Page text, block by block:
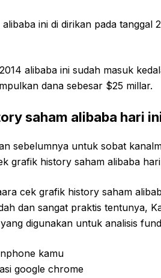
ini di dirikan pada tanggal
alibaba ini sudah masuk
dana sebesar $25 millar.
saham alibaba hari
sebelumnya untuk sobat
grafik history saham alibaba hari
cek grafik history saham
dan sangat praktis tentunya,
digunakan untuk analisis
kamu
google chrome